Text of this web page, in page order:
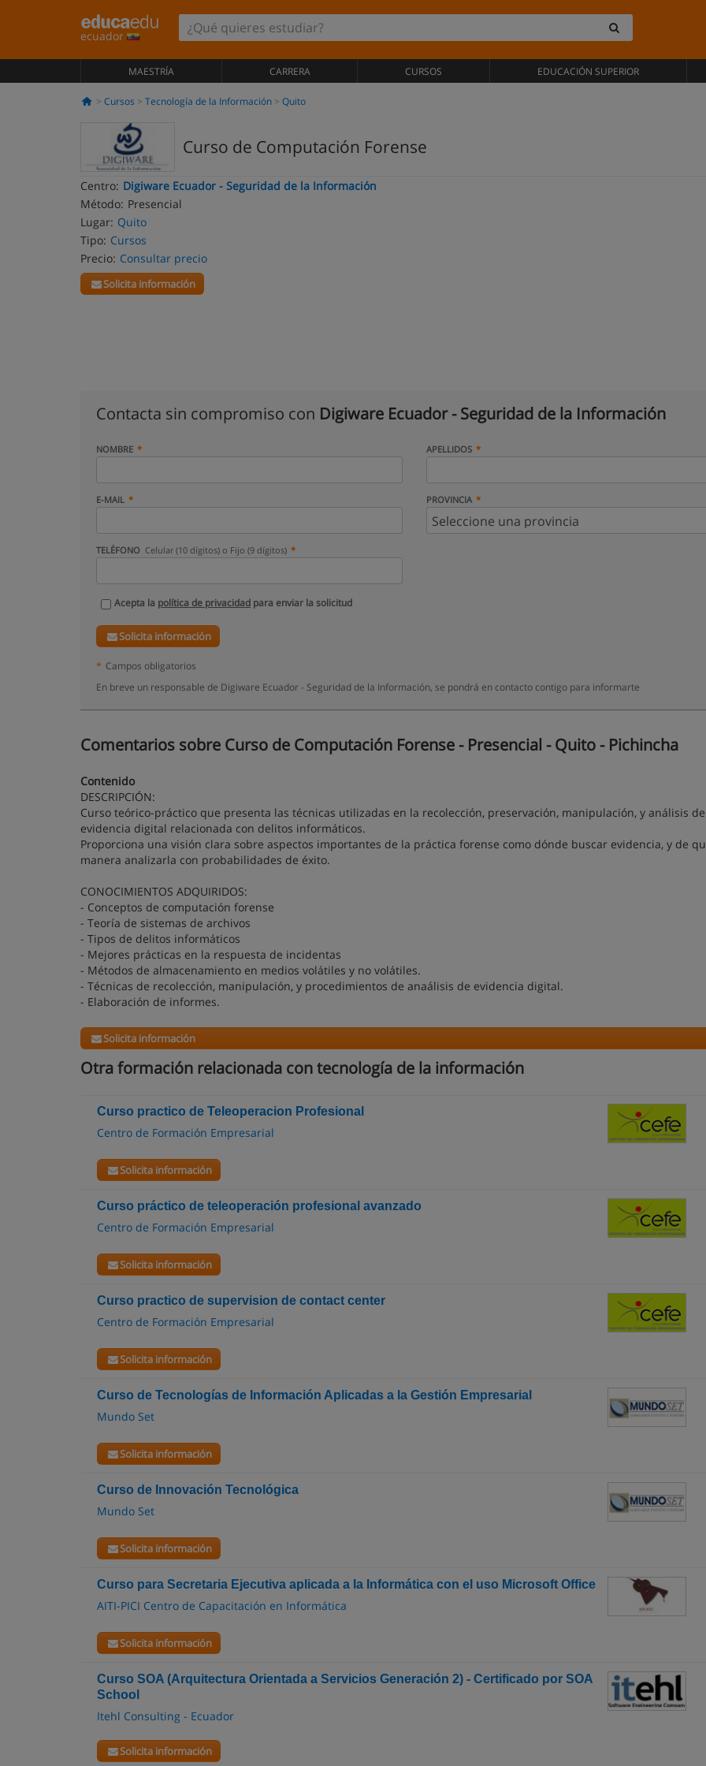
ecuador
MAESTRÍA CARRERA CURSOS EDUCACIÓN SUPERIOR
Cursos Tecnología de la Información Quito
Curso de Computación Forense
Centro: Digiware Ecuador - Seguridad de la Información
Método: Presencial
Lugar: Quito
Tipo: Cursos
Precio: Consultar precio
Solicita información
Contacta sin compromiso con Digiware Ecuador - Seguridad de la Información
NOMBRE APELLIDOS
E-MAIL PROVINCIA
TELÉFONO Celular (10 dígitos) o Fijo (9 dígitos)
Acepta la política de privacidad para enviar la solicitud
Solicita información
* Campos obligatorios
En breve un responsable de Digiware Ecuador - Seguridad de la Información, se pondrá en contacto contigo para informarte
Comentarios sobre Curso de Computación Forense - Presencial - Quito - Pichincha
Contenido
DESCRIPCIÓN:
Curso teórico-práctico que presenta las técnicas utilizadas en la recolección, preservación, manipulación, y análisis de
evidencia digital relacionada con delitos informáticos.
Proporciona una visión clara sobre aspectos importantes de la práctica forense como dónde buscar evidencia, y de
manera analizarla con probabilidades de éxito.
CONOCIMIENTOS ADQUIRIDOS:
- Conceptos de computación forense
- Teoría de sistemas de archivos
- Tipos de delitos informáticos
- Mejores prácticas en la respuesta de incidentas
- Métodos de almacenamiento en medios volátiles y no volátiles.
- Técnicas de recolección, manipulación, y procedimientos de anaálisis de evidencia digital.
- Elaboración de informes.
Solicita información
Otra formación relacionada con tecnología de la información
Curso practico de Teleoperacion Profesional
Centro de Formación Empresarial
Solicita información
Curso práctico de teleoperación profesional avanzado
Centro de Formación Empresarial
Solicita información
Curso practico de supervision de contact center
Centro de Formación Empresarial
Solicita información
Curso de Tecnologías de Información Aplicadas a la Gestión Empresarial
Mundo Set
Solicita información
Curso de Innovación Tecnológica
Mundo Set
Solicita información
Curso para Secretaria Ejecutiva aplicada a la Informática con el uso Microsoft Office
AITI-PICI Centro de Capacitación en Informática
Solicita información
Curso SOA (Arquitectura Orientada a Servicios Generación 2) - Certificado por SOA
School
Itehl Consulting - Ecuador
Solicita información